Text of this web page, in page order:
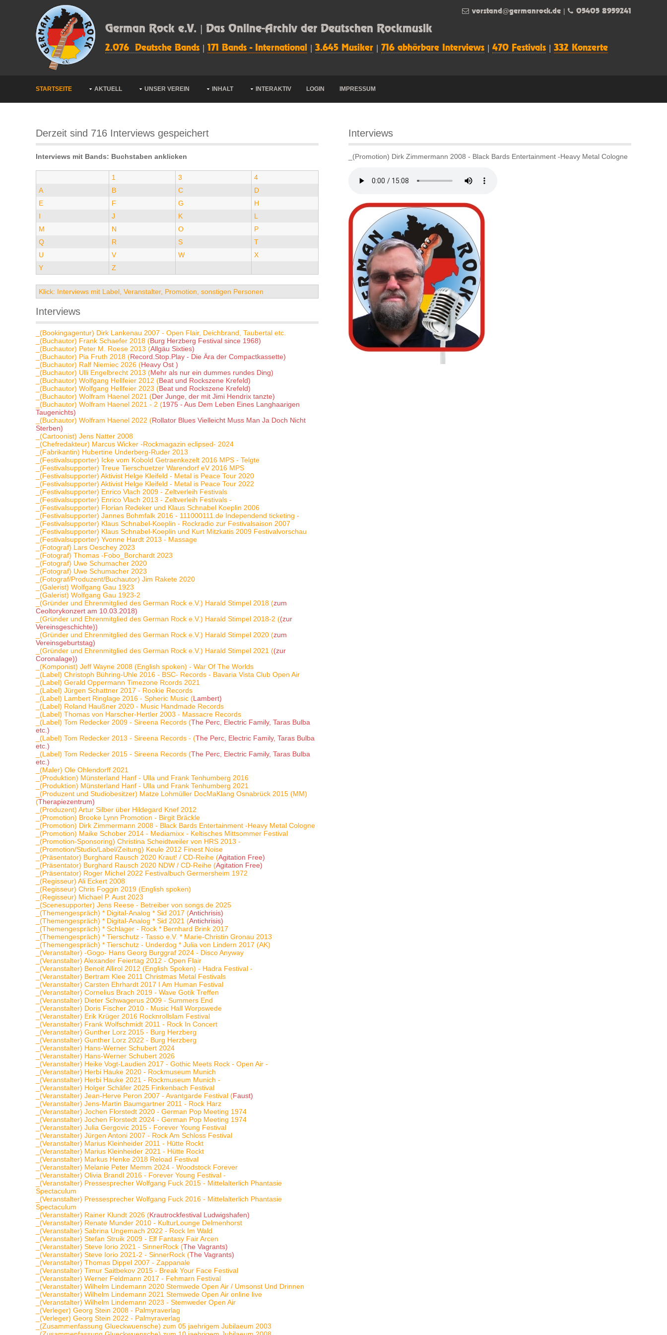
German Rock e.V. | Das Online-Archiv der Deutschen Rockmusik
2.076 Deutsche Bands 171 Bands - International 3.645 Musiker 716 abhörbare Interviews 470 Festivals 332 Konzerte
vorstand@germanrock.de 05405 8959241
STARTSEITE AKTUELL UNSER VEREIN INHALT INTERAKTIV LOGIN IMPRESSUM
Derzeit sind 716 Interviews gespeichert
Interviews mit Bands: Buchstaben anklicken
1 3
4
A
B C
D
E
F G
H
I
J K
L
M
N O
P
Q
R S
T
U
V W
X
Y
Z
Klick: Interviews mit Label, Veranstalter, Promotion, sonstigen Personen
Interviews
_(Bookingagentur) Dirk Lankenau 2007 - Open Flair, Deichbrand, Taubertal etc.
_(Buchautor) Frank Schaefer 2018 (Burg Herzberg Festival since 1968)
_(Buchautor) Peter M. Roese 2013 (Allgäu Sixties)
_(Buchautor) Pia Fruth 2018 (Record.Stop.Play - Die Ära der Compactkassette)
_(Buchautor) Ralf Niemiec 2026 (Heavy Ost )
_(Buchautor) Ulli Engelbrecht 2013 (Mehr als nur ein dummes rundes Ding)
_(Buchautor) Wolfgang Hellfeier 2012 (Beat und Rockszene Krefeld)
_(Buchautor) Wolfgang Hellfeier 2023 (Beat und Rockszene Krefeld)
_(Buchautor) Wolfram Haenel 2021 (Der Junge, der mit Jimi Hendrix tanzte)
_(Buchautor) Wolfram Haenel 2021 - 2 (1975 - Aus Dem Leben Eines Langhaarigen
Taugenichts)
_(Buchautor) Wolfram Haenel 2022 (Rollator Blues Vielleicht Muss Man Ja Doch Nicht
Sterben)
_(Cartoonist) Jens Natter 2008
_(Chefredakteur) Marcus Wicker -Rockmagazin eclipsed- 2024
_(Fabrikantin) Hubertine Underberg-Ruder 2013
_(Festivalsupporter) Icke vom Kobold Getraenkezelt 2016 MPS - Telgte
_(Festivalsupporter) Treue Tierschuetzer Warendorf eV 2016 MPS
_(Festivalsupporter) Aktivist Helge Kleifeld - Metal is Peace Tour 2020
_(Festivalsupporter) Aktivist Helge Kleifeld - Metal is Peace Tour 2022
_(Festivalsupporter) Enrico Vlach 2009 - Zeltverleih Festivals
_(Festivalsupporter) Enrico Vlach 2013 - Zeltverleih Festivals -
_(Festivalsupporter) Florian Redeker und Klaus Schnabel Koeplin 2006
_(Festivalsupporter) Jannes Bohmfalk 2016 - 111000111.de Independend ticketing -
_(Festivalsupporter) Klaus Schnabel-Koeplin - Rockradio zur Festivalsaison 2007
_(Festivalsupporter) Klaus Schnabel-Koeplin und Kurt Mitzkatis 2009 Festivalvorschau
_(Festivalsupporter) Yvonne Hardt 2013 - Massage
_(Fotograf) Lars Oeschey 2023
_(Fotograf) Thomas -Fobo_Borchardt 2023
_(Fotograf) Uwe Schumacher 2020
_(Fotograf) Uwe Schumacher 2023
_(Fotograf/Produzent/Buchautor) Jim Rakete 2020
_(Galerist) Wolfgang Gau 1923
_(Galerist) Wolfgang Gau 1923-2
_(Gründer und Ehrenmitglied des German Rock e.V.) Harald Stimpel 2018 (zum
Ceoltorykonzert am 10.03.2018)
_(Gründer und Ehrenmitglied des German Rock e.V.) Harald Stimpel 2018-2 ((zur
Vereinsgeschichte))
_(Gründer und Ehrenmitglied des German Rock e.V.) Harald Stimpel 2020 (zum
Vereinsgeburtstag)
_(Gründer und Ehrenmitglied des German Rock e.V.) Harald Stimpel 2021 ((zur
Coronalage))
_(Komponist) Jeff Wayne 2008 (English spoken) - War Of The Worlds
_(Label) Christoph Bühring-Uhle 2016 - BSC- Records - Bavaria Vista Club Open Air
_(Label) Gerald Oppermann Timezone Rcords 2021
_(Label) Jürgen Schattner 2017 - Rookie Records
_(Label) Lambert Ringlage 2016 - Spheric Music (Lambert)
_(Label) Roland Haußner 2020 - Music Handmade Records
_(Label) Thomas von Harscher-Hertler 2003 - Massacre Records
_(Label) Tom Redecker 2009 - Sireena Records (The Perc, Electric Family, Taras Bulba
etc.)
_(Label) Tom Redecker 2013 - Sireena Records - (The Perc, Electric Family, Taras Bulba
etc.)
_(Label) Tom Redecker 2015 - Sireena Records (The Perc, Electric Family, Taras Bulba
etc.)
_(Maler) Ole Ohlendorff 2021
_(Produktion) Münsterland Hanf - Ulla und Frank Tenhumberg 2016
_(Produktion) Münsterland Hanf - Ulla und Frank Tenhumberg 2021
_(Produzent und Studiobesitzer) Matze Lohmüller DocMaKlang Osnabrück 2015 (MM)
(Therapiezentrum)
_(Produzent) Artur Silber über Hildegard Knef 2012
_(Promotion) Brooke Lynn Promotion - Birgit Bräckle
_(Promotion) Dirk Zimmermann 2008 - Black Bards Entertainment -Heavy Metal Cologne
_(Promotion) Maike Schober 2014 - Mediamixx - Keltisches Mittsommer Festival
_(Promotion-Sponsoring) Christina Scheidtweiler von HRS 2013 -
_(Promotion/Studio/Label/Zeitung) Keule 2012 Finest Noise
_(Präsentator) Burghard Rausch 2020 Kraut! / CD-Reihe (Agitation Free)
_(Präsentator) Burghard Rausch 2020 NDW / CD-Reihe (Agitation Free)
_(Präsentator) Roger Michel 2022 Festivalbuch Germersheim 1972
_(Regisseur) Ali Eckert 2008
_(Regisseur) Chris Foggin 2019 (English spoken)
_(Regisseur) Michael P. Aust 2023
_(Scenesupporter) Jens Reese - Betreiber von songs.de 2025
_(Themengespräch) * Digital-Analog * Sid 2017 (Antichrisis)
_(Themengespräch) * Digital-Analog * Sid 2021 (Antichrisis)
_(Themengespräch) * Schlager - Rock * Bernhard Brink 2017
_(Themengespräch) * Tierschutz - Tasso e.V. * Marie-Christin Gronau 2013
_(Themengespräch) * Tierschutz - Underdog * Julia von Lindern 2017 (AK)
_(Veranstalter) -Gogo- Hans Georg Burggraf 2024 - Disco Anyway
_(Veranstalter) Alexander Feiertag 2012 - Open Flair
_(Veranstalter) Benoit Allirol 2012 (English Spoken) - Hadra Festival -
_(Veranstalter) Bertram Klee 2011 Christmas Metal Festivals
_(Veranstalter) Carsten Ehrhardt 2017 I Am Human Festival
_(Veranstalter) Cornelius Brach 2019 - Wave Gotik Treffen
_(Veranstalter) Dieter Schwagerus 2009 - Summers End
_(Veranstalter) Doris Fischer 2010 - Music Hall Worpswede
_(Veranstalter) Erik Krüger 2016 Rocknrollslam Festival
_(Veranstalter) Frank Wolfschmidt 2011 - Rock In Concert
_(Veranstalter) Gunther Lorz 2015 - Burg Herzberg
_(Veranstalter) Gunther Lorz 2022 - Burg Herzberg
_(Veranstalter) Hans-Werner Schubert 2024
_(Veranstalter) Hans-Werner Schubert 2026
_(Veranstalter) Heike Vogt-Laudien 2017 - Gothic Meets Rock - Open Air -
_(Veranstalter) Herbi Hauke 2020 - Rockmuseum Munich
_(Veranstalter) Herbi Hauke 2021 - Rockmuseum Munich -
_(Veranstalter) Holger Schäfer 2025 Finkenbach Festival
_(Veranstalter) Jean-Herve Peron 2007 - Avantgarde Festival (Faust)
_(Veranstalter) Jens-Martin Baumgartner 2011 - Rock Harz
_(Veranstalter) Jochen Florstedt 2020 - German Pop Meeting 1974
_(Veranstalter) Jochen Florstedt 2024 - German Pop Meeting 1974
_(Veranstalter) Julia Gergovic 2015 - Forever Young Festival
_(Veranstalter) Jürgen Antoni 2007 - Rock Am Schloss Festival
_(Veranstalter) Marius Kleinheider 2011 - Hütte Rockt
_(Veranstalter) Marius Kleinheider 2021 - Hütte Rockt
_(Veranstalter) Markus Henke 2018 Reload Festival
_(Veranstalter) Melanie Peter Memm 2024 - Woodstock Forever
_(Veranstalter) Olivia Brandl 2016 - Forever Young Festival -
_(Veranstalter) Pressesprecher Wolfgang Fuck 2015 - Mittelalterlich Phantasie
Spectaculum
_(Veranstalter) Pressesprecher Wolfgang Fuck 2016 - Mittelalterlich Phantasie
Spectaculum
_(Veranstalter) Rainer Klundt 2026 (Krautrockfestival Ludwigshafen)
_(Veranstalter) Renate Munder 2010 - KulturLounge Delmenhorst
_(Veranstalter) Sabrina Ungemach 2022 - Rock Im Wald
_(Veranstalter) Stefan Struik 2009 - Elf Fantasy Fair Arcen
_(Veranstalter) Steve Iorio 2021 - SinnerRock (The Vagrants)
_(Veranstalter) Steve Iorio 2021-2 - SinnerRock (The Vagrants)
_(Veranstalter) Thomas Dippel 2007 - Zappanale
_(Veranstalter) Timur Saitbekov 2015 - Break Your Face Festival
_(Veranstalter) Werner Feldmann 2017 - Fehmarn Festival
_(Veranstalter) Wilhelm Lindemann 2020 Stemwede Open Air / Umsonst Und Drinnen
_(Veranstalter) Wilhelm Lindemann 2021 Stemwede Open Air online live
_(Veranstalter) Wilhelm Lindemann 2023 - Stemweder Open Air
_(Verleger) Georg Stein 2008 - Palmyraverlag
_(Verleger) Georg Stein 2022 - Palmyraverlag
_(Zusammenfassung Glueckwuensche) zum 05 jaehrigem Jubilaeum 2003
Interviews
_(Promotion) Dirk Zimmermann 2008 - Black Bards Entertainment -Heavy Metal Cologne